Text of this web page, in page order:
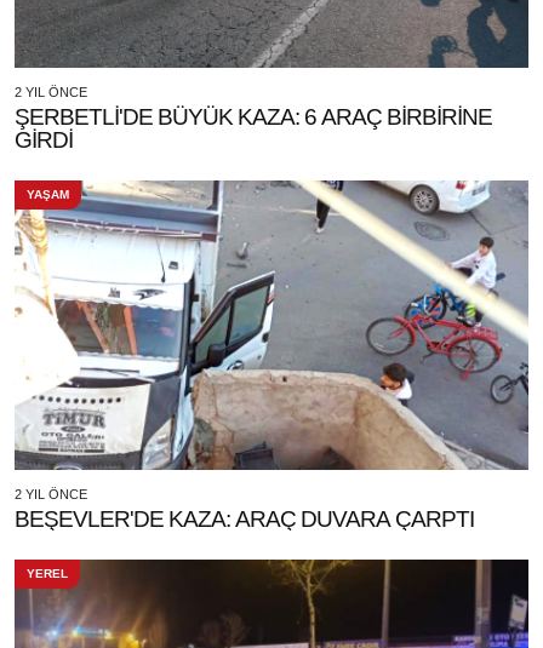
2 YIL ÖNCE
ŞERBETLİ'DE BÜYÜK KAZA: 6 ARAÇ BİRBİRİNE
GİRDİ
YAŞAM
2 YIL ÖNCE
BEŞEVLER'DE KAZA: ARAÇ DUVARA ÇARPTI
YEREL